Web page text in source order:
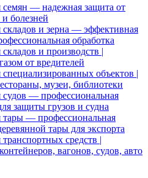
— надежная защита от
болезней
и зерна — эффективная
обработка
и производств |
от вредителей
объектов |
музеи, библиотеки
— профессиональная
защиты грузов и судна
— профессиональная
тары для экспорта
средств |
вагонов, судов, авто